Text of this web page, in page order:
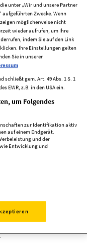
Bürofläche
137,95 m²
in Solingen,
20-30....
unter „Wir und unsere Partner
Zwecke. Wenn
möglicherweise nicht
wieder aufrufen, um Ihre
indem Sie auf den Link
Ihre Einstellungen gelten
Sie in unserer
gem. Art. 49 Abs. 1 S. 1
EWR, z.B. in den USA ein.
um Folgendes
zur Identifikation aktiv
auf einem Endgerät.
und der
Entwicklung und